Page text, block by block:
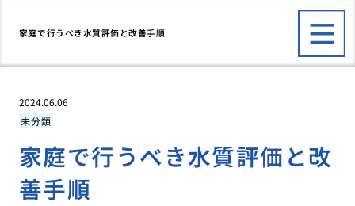
家庭で行うべき水質評価と改善手順
2024.06.06
未分類
家庭で行うべき水質評価と改
善手順